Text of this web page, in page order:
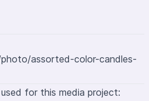
assorted-color-candles-
for this media project: